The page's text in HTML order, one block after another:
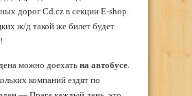
дорог Cd.cz в секции E-shop.
ж/д такой же билет будет
можно доехатьна автобусе
компаний ездят по